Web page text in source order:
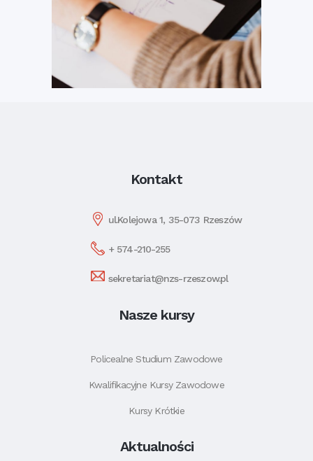
Kontakt
ul.Kolejowa 1, 35-073 Rzeszów
+ 574-210-255
sekretariat@nzs-rzeszow.pl
Nasze kursy
Policealne Studium Zawodowe
Kwalifikacyjne Kursy Zawodowe
Kursy Krótkie
Aktualności